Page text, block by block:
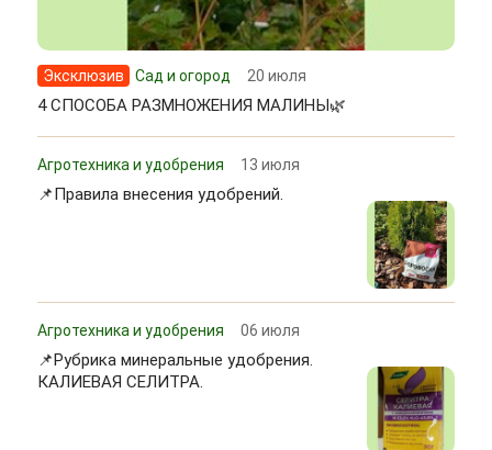
Эксклюзив Сад и огород 20 июля
4 СПОСОБА РАЗМНОЖЕНИЯ МАЛИНЫ🌿
Агротехника и удобрения 13 июля
📌Правила внесения удобрений.
Агротехника и удобрения 06 июля
📌Рубрика минеральные удобрения.
КАЛИЕВАЯ СЕЛИТРА.